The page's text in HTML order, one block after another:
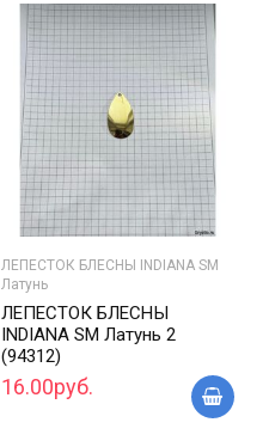
ЛЕПЕСТОК БЛЕСНЫ INDIANA SM
Латунь
ЛЕПЕСТОК БЛЕСНЫ
INDIANA SM Латунь 2
(94312)
16.00руб.